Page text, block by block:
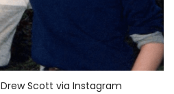
Drew Scott via Instagram